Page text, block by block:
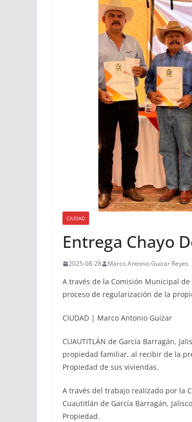
CIUDAD
Entrega Chayo
2025-08-28 Marco Antonio Guizar Reyes
A través de la Comisión Municipal
proceso de regularización de la
CIUDAD | Marco Antonio Guízar
CUAUTITLÁN de García Barragán,
propiedad familiar, al recibir de la
Propiedad de sus viviendas.
A través del trabajo realizado por la
Cuautitlán de García Barragán,
Propiedad.